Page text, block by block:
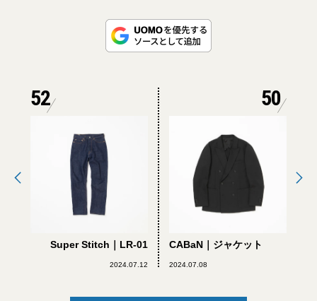
52
Super Stitch｜LR-01
2024.07.12
50
CABaN｜ジャケット
2024.07.08